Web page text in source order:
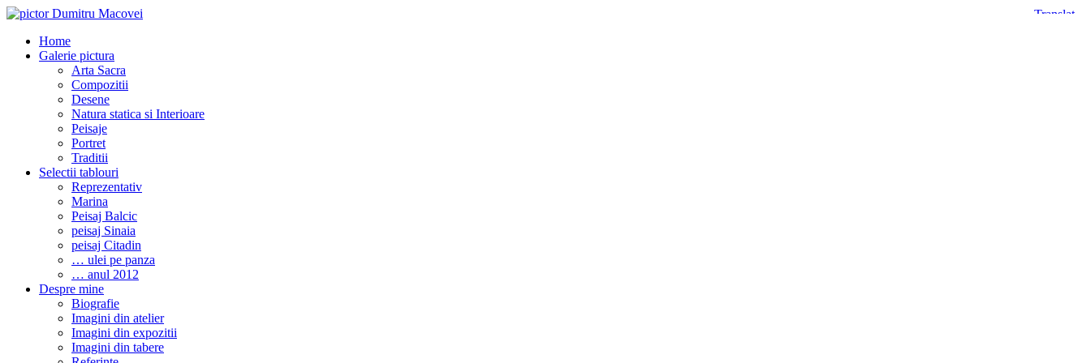
Home
Galerie pictura
Arta Sacra
Compozitii
Desene
Natura statica si Interioare
Peisaje
Portret
Traditii
Selectii tablouri
Reprezentativ
Marina
Peisaj Balcic
peisaj Sinaia
peisaj Citadin
… ulei pe panza
… anul 2012
Despre mine
Biografie
Imagini din atelier
Imagini din expozitii
Imagini din tabere